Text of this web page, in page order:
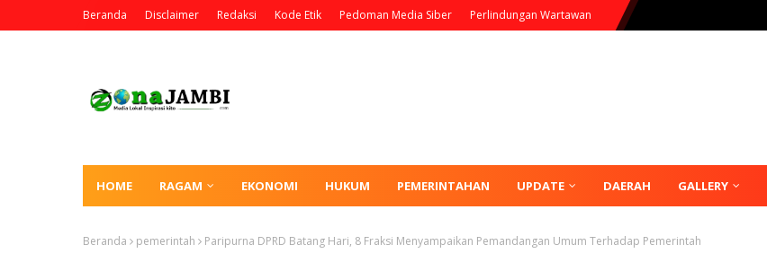
Beranda Disclaimer Redaksi Kode Etik Pedoman Media Siber Perlindungan Wartawan
HOME RAGAM EKONOMI HUKUM PEMERINTAHAN UPDATE DAERAH GALLERY
Beranda pemerintah Paripurna DPRD Batang Hari, 8 Fraksi Menyampaikan Pemandangan Umum Terhadap Pemerintah